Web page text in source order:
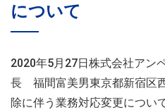
について
2020年5月27日株式会社
長 福間富美男東京都新宿区
除に伴う業務対応変更につい